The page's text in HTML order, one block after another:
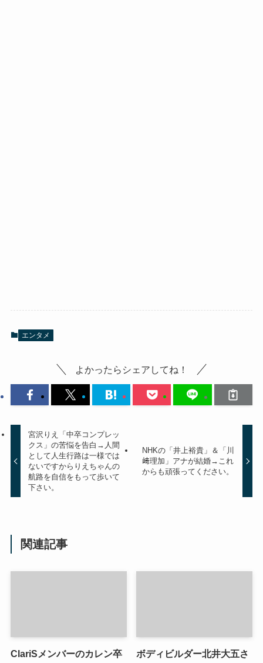
エンタメ
よかったらシェアしてね！
宮沢りえ「中卒コンプレッ
クス」の苦悩を告白→人間
として人生行路は一様では
ないですからりえちゃんの
航路を自信をもって歩いて
下さい。
NHKの「井上裕貴」＆「川
﨑理加」アナが結婚→これ
からも頑張ってください。
関連記事
ClariSメンバーのカレン卒
ボディビルダー北井大五さ